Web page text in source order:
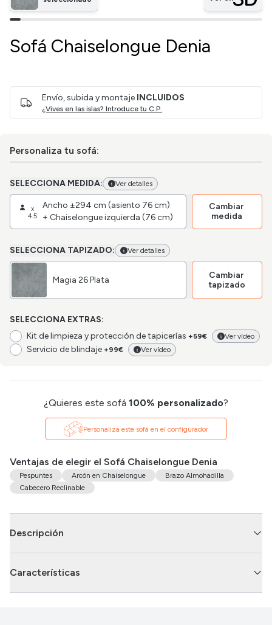
Sofá Chaiselongue Denia
Envío, subida y montaje INCLUIDOS
¿Vives en las islas? Introduce tu C.P.
Personaliza tu sofá:
SELECCIONA MEDIDA: Ver detalles
x
4.5
Ancho ±294 cm (asiento 76 cm)
+ Chaiselongue izquierda (76 cm)
Cambiar
medida
SELECCIONA TAPIZADO: Ver detalles
Magia 26 Plata
Cambiar
tapizado
SELECCIONA EXTRAS:
Kit de limpieza y protección de tapicerías +59€ Ver vídeo
Servicio de blindaje +99€ Ver vídeo
¿Quieres este sofá 100% personalizado?
Personaliza este sofá en el configurador
Ventajas de elegir el Sofá Chaiselongue Denia
Pespuntes Arcón en Chaiselongue
Brazo Almohadilla
Cabecero Reclinable
Descripción
Características